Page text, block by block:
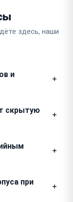
здесь, наши
и
для вас
скрытую
Если в
началом
который мы
при
при